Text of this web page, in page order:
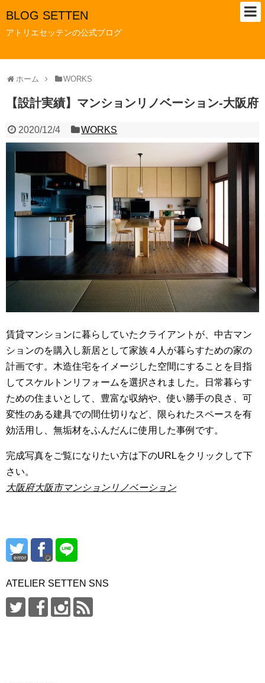
BLOG SETTEN
アトリエセッテンの公式ブログ
ホーム WORKS
【設計実績】マンションリノベーション-大阪府
2020/12/4 WORKS
賃貸マンションに暮らしていたクライアントが、中古マン
ションのを購入し新居として家族４人が暮らすための家の
計画です。木造住宅をイメージした空間にすることを目指
してスケルトンリフォームを選択されました。日常暮らす
ための住まいとして、豊富な収納や、使い勝手の良さ、可
変性のある建具での間仕切りなど、限られたスペースを有
効活用し、無垢材をふんだんに使用した事例です。
完成写真をご覧になりたい方は下のURLをクリックして下
さい。
大阪府大阪市マンションリノベーション
error
ATELIER SETTEN SNS